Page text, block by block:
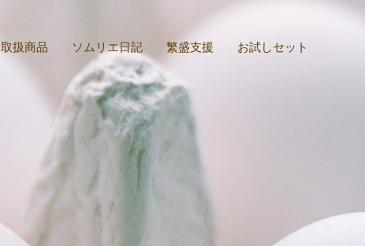
取扱商品 ソムリエ日記 繁盛支援 お試しセット